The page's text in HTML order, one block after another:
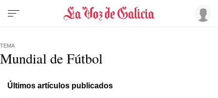
TEMA
Mundial de Fútbol
Últimos artículos publicados